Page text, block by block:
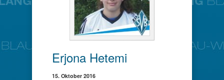
Erjona Hetemi
15. Oktober 2016